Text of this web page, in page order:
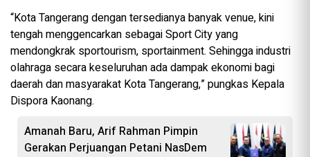
“Kota Tangerang dengan tersedianya banyak venue, kini
tengah menggencarkan sebagai Sport City yang
mendongkrak sportourism, sportainment. Sehingga industri
olahraga secara keseluruhan ada dampak ekonomi bagi
daerah dan masyarakat Kota Tangerang,” pungkas Kepala
Dispora Kaonang.
Amanah Baru, Arif Rahman Pimpin
Gerakan Perjuangan Petani NasDem